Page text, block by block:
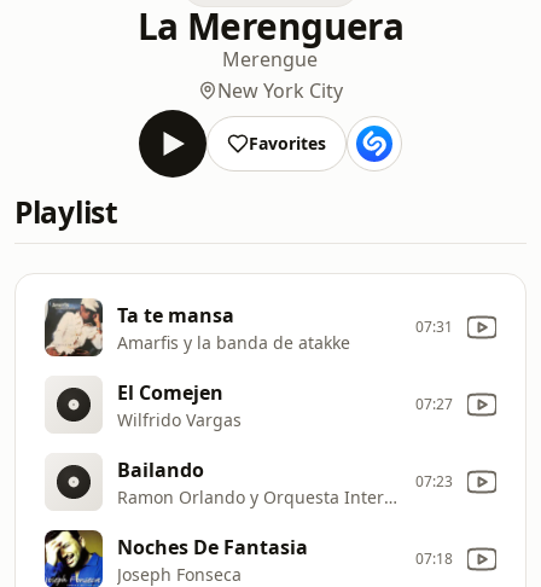
La Merenguera
Merengue
New York City
Favorites
Playlist
Ta te mansa
Amarfis y la banda de atakke
07:31
El Comejen
Wilfrido Vargas
07:27
Bailando
Ramon Orlando y Orquesta Internacional
07:23
Noches De Fantasia
Joseph Fonseca
07:18